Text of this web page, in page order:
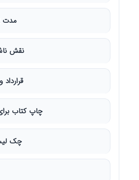
مدت
نقش
چاپ کتاب
چک